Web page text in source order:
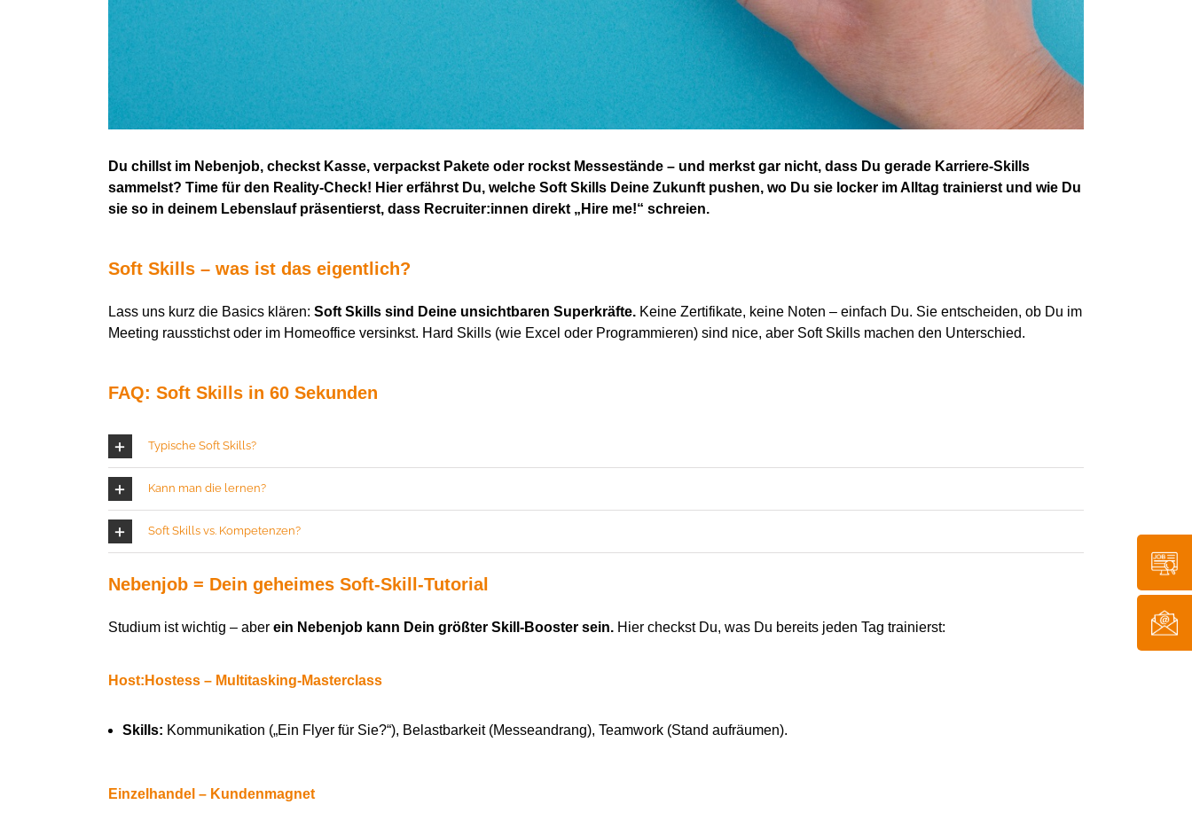
Du chillst im Nebenjob, checkst Kasse, verpackst Pakete oder rockst Messestände – und merkst gar nicht, dass Du gerade Karriere-Skills
sammelst? Time für den Reality-Check! Hier erfährst Du, welche Soft SkillsDeine Zukunft pushen, wo Du sie locker im Alltag trainierst und wie Du
sie so in deinem Lebenslauf präsentierst, dass Recruiter:innen direkt „Hire me!“ schreien.
Soft Skills – was ist das eigentlich?
Lass uns kurz die Basics klären: Soft Skills sind Deine unsichtbaren Superkräfte.Keine Zertifikate, keine Noten – einfach Du. Sie entscheiden, ob Du im
Meeting rausstichst oder im Homeoffice versinkst. Hard Skills (wie Excel oder Programmieren) sind nice, aber Soft Skills machen den Unterschied.
FAQ: Soft Skills in 60 Sekunden
Typische Soft Skills?
Kann man die lernen?
Soft Skills vs. Kompetenzen?
Nebenjob = Dein geheimes Soft-Skill-Tutorial
Studium ist wichtig – aber ein Nebenjob kann Dein größter Skill -Booster sein.Hier checkst Du, was Du bereits jeden Tag trainierst:
Host:Hostess– Multitasking-Masterclass
Skills: Kommunikation („Ein Flyer für Sie?“), Belastbarkeit (Messeandrang), Teamwork (Stand aufräumen).
Einzelhandel – Kundenmagnet